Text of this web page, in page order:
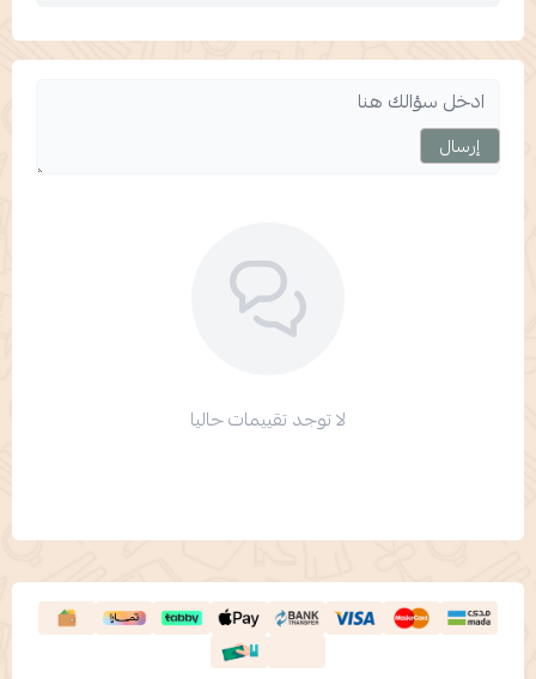
إرسال
لا توجد تقييمات حاليا